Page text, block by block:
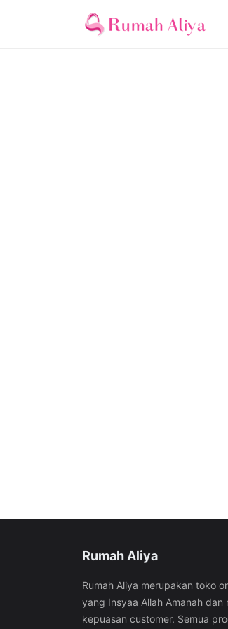
Rumah Aliya
Rumah Aliya merupakan toko
yang Insyaa Allah Amanah dan
kepuasan customer. Semua